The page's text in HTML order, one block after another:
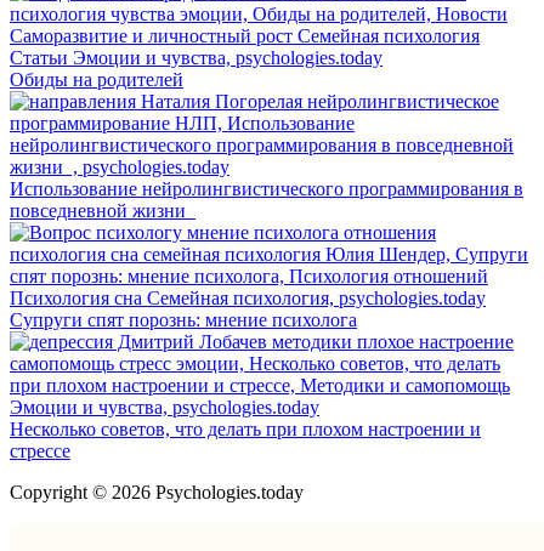
Обиды на родителей
Использование нейролингвистического программирования в
повседневной жизни
Супруги спят порознь: мнение психолога
Несколько советов, что делать при плохом настроении и
стрессе
Copyright © 2026 Psychologies.today